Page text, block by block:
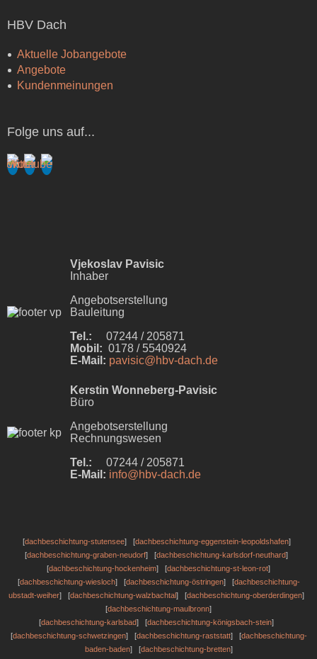
HBV Dach
Aktuelle Jobangebote
Angebote
Kundenmeinungen
Folge uns auf...
Vjekoslav Pavisic
Inhaber
Angebotserstellung
Bauleitung
Tel.: 07244 / 205871
Mobil: 0178 / 5540924
E-Mail: pavisic@hbv-dach.de
Kerstin Wonneberg-Pavisic
Büro
Angebotserstellung
Rechnungswesen
Tel.: 07244 / 205871
E-Mail: info@hbv-dach.de
[dachbeschichtung-stutensee] [dachbeschichtung-eggenstein-leopoldshafen]
[dachbeschichtung-graben-neudorf] [dachbeschichtung-karlsdorf-neuthard]
[dachbeschichtung-hockenheim] [dachbeschichtung-st-leon-rot]
[dachbeschichtung-wiesloch] [dachbeschichtung-östringen] [dachbeschichtung-
ubstadt-weiher] [dachbeschichtung-walzbachtal] [dachbeschichtung-oberderdingen]
[dachbeschichtung-maulbronn]
[dachbeschichtung-karlsbad] [dachbeschichtung-königsbach-stein]
[dachbeschichtung-schwetzingen] [dachbeschichtung-raststatt] [dachbeschichtung-
baden-baden] [dachbeschichtung-bretten]